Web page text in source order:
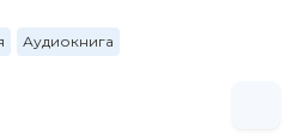
Аудиокнига